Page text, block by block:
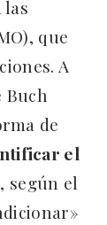
las
que
A
Buch
de
el
según el